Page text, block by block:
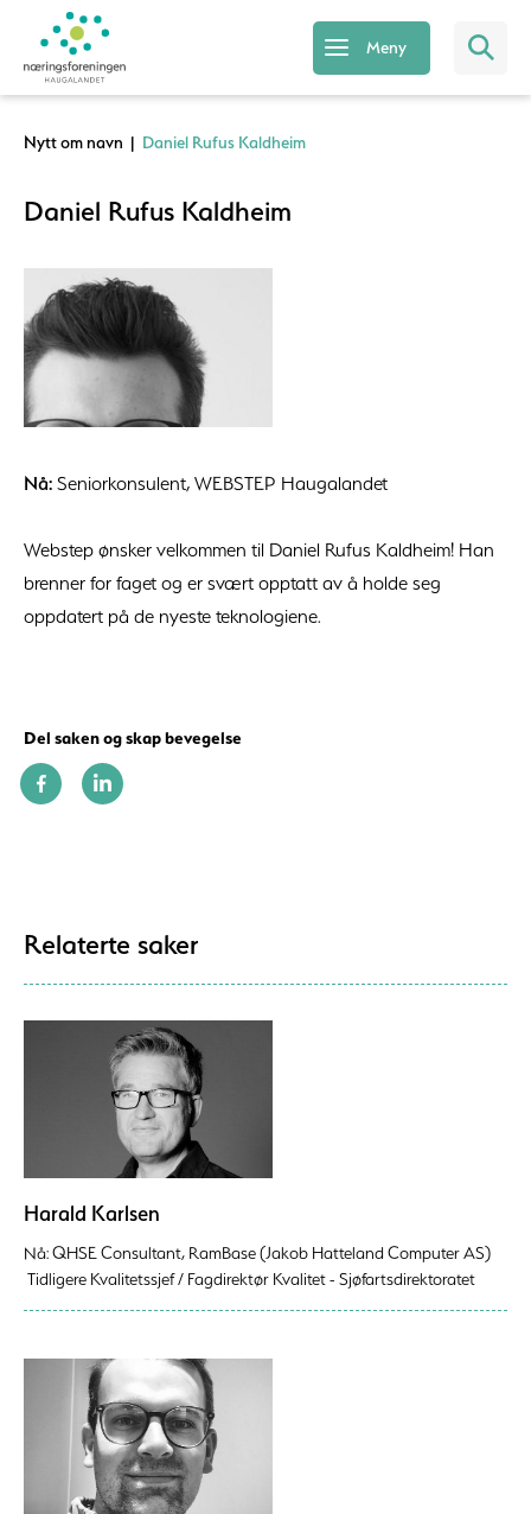
Meny
Nytt om navn | Daniel Rufus Kaldheim
Daniel Rufus Kaldheim
Nå: Seniorkonsulent, WEBSTEP Haugalandet
Webstep ønsker velkommen til Daniel Rufus Kaldheim! Han
brenner for faget og er svært opptatt av å holde seg
oppdatert på de nyeste teknologiene.
Del saken og skap bevegelse
Relaterte saker
Harald Karlsen
Nå: QHSE Consultant, RamBase (Jakob Hatteland Computer AS)
Tidligere Kvalitetssjef / Fagdirektør Kvalitet - Sjøfartsdirektoratet